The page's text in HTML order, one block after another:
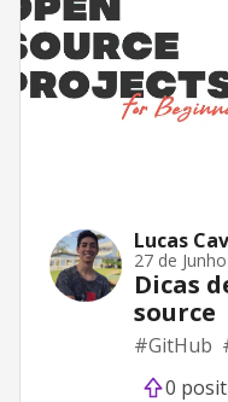
Lucas
27 de Junho
Dicas
source
#GitHub
0